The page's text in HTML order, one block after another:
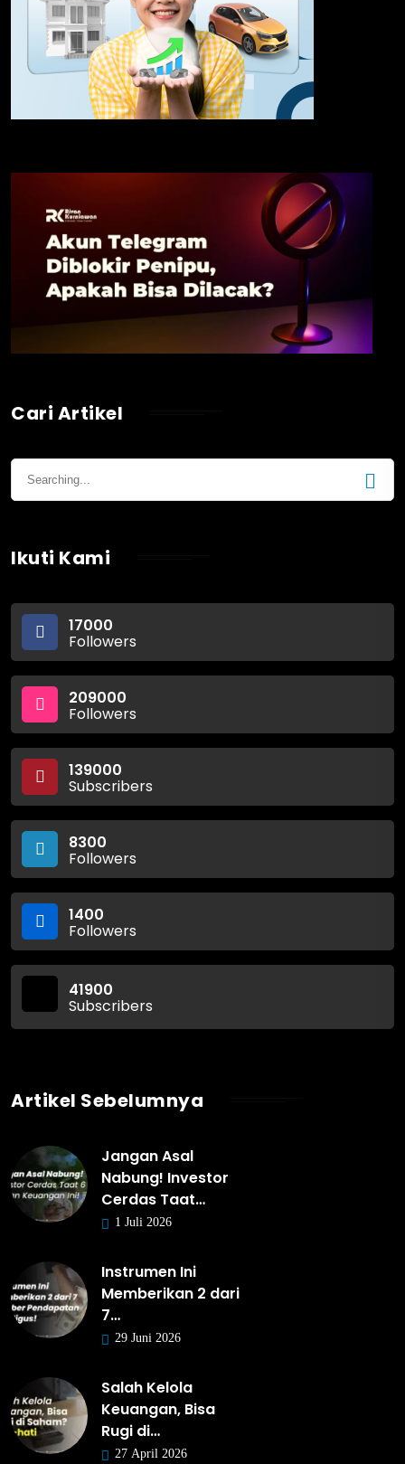
Cari Artikel
Ikuti Kami
17000
Followers
209000
Followers
139000
Subscribers
8300
Followers
1400
Followers
41900
Subscribers
Artikel Sebelumnya
Jangan Asal
Nabung! Investor
Cerdas Taat…
1 Juli 2026
Instrumen Ini
Memberikan 2 dari
7…
29 Juni 2026
Salah Kelola
Keuangan, Bisa
Rugi di…
27 April 2026